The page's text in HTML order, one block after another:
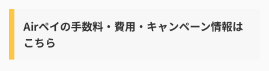
Airペイの手数料・費用・キャンペーン情報は
こちら